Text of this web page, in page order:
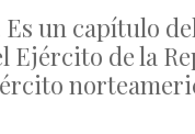
Es un capítulo
Ejército de la